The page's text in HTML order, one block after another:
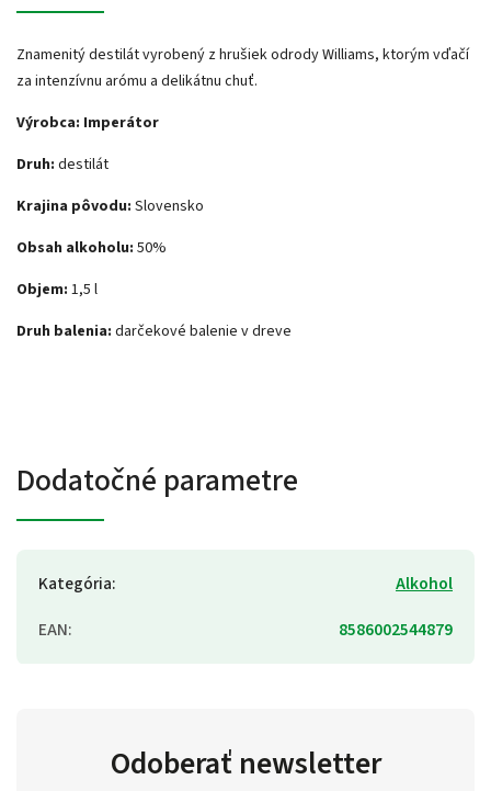
Znamenitý destilát vyrobený z hrušiek odrody Williams, ktorým vďačí
za intenzívnu arómu a delikátnu chuť.
Výrobca: Imperátor
Druh: destilát
Krajina pôvodu: Slovensko
Obsah alkoholu: 50%
Objem: 1,5 l
Druh balenia: darčekové balenie v dreve
Dodatočné parametre
Kategória:
Alkohol
EAN: 8586002544879
Odoberať newsletter